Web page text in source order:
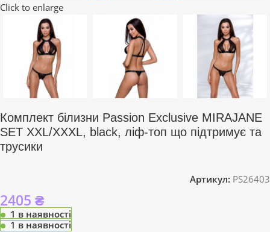
Click to enlarge
Комплект білизни Passion Exclusive MIRAJANE
SET XXL/XXXL, black, ліф-топ що підтримує та
трусики
Артикул: PS26403
2405 ₴
1 в наявності
1 в наявності